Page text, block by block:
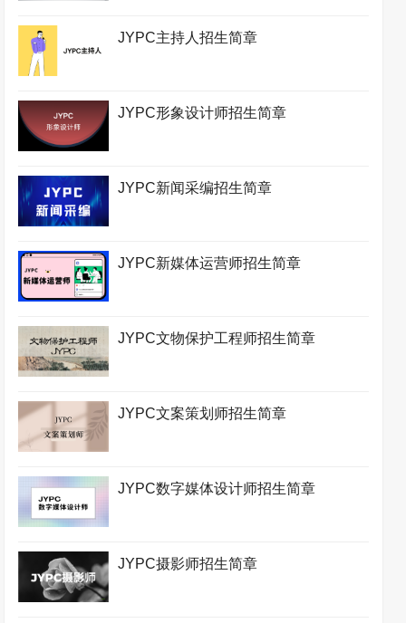
JYPC主持人招生简章
JYPC形象设计师招生简章
JYPC新闻采编招生简章
JYPC新媒体运营师招生简章
JYPC文物保护工程师招生简章
JYPC文案策划师招生简章
JYPC数字媒体设计师招生简章
JYPC摄影师招生简章